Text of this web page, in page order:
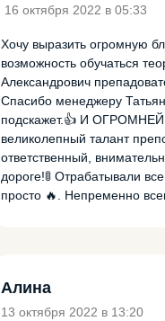
16 октября 2022 в 05:33
Хочу выразить огромную
возможность обучаться
Александрович
Спасибо менеджеру
подскажет.👍 И
великолепный талант
ответственный,
дороге!🚦 Отрабатывали
просто 🔥. Непременно
Алина
13 октября 2022 в 13:20